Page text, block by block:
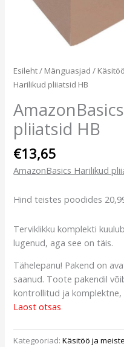
Esileht/ Mänguasjad /
Harilikud pliiatsid HB
pliiatsid HB
€13,65
AmazonBasics Harilikud
Hind teistes poodides
Terviklikku komplekti
lugenud, aga see on täis.
Tähelepanu! Pakend on
saanud. Toote pakendil
kontrollitud ja
Laost otsas
Kategooriad:Käsitöö ja